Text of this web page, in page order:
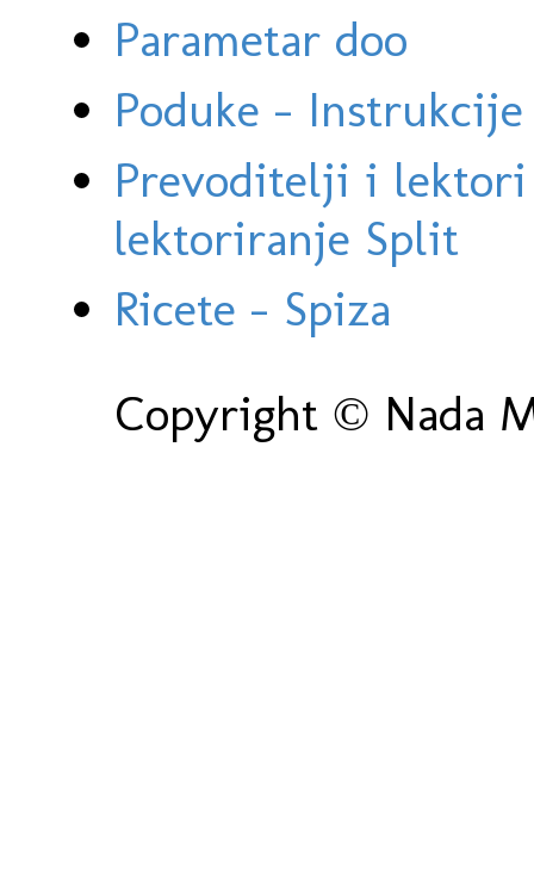
Parametar doo
Poduke -
Prevoditelji i
lektoriranje Split
Ricete - Spiza
Copyright © Nada